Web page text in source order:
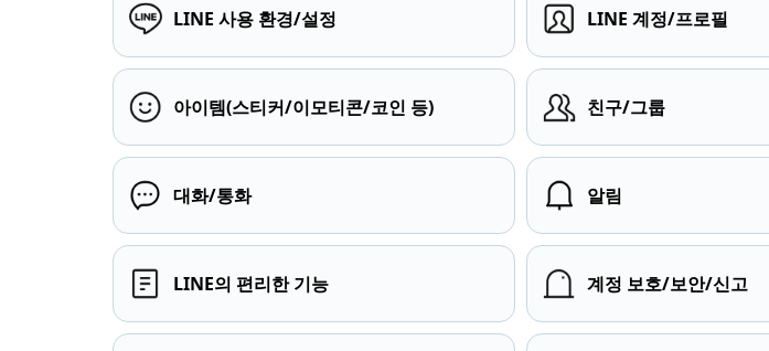
LINE 사용 환경/설정 LINE 계정/프로필
아이템(스티커/이모티콘/코인 등) 친구/그룹
대화/통화 알림
LINE의 편리한 기능 계정 보호/보안/신고